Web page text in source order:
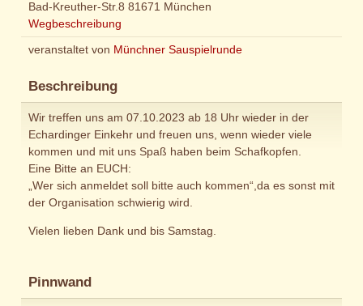
Bad-Kreuther-Str.8 81671 München
Wegbeschreibung
veranstaltet von Münchner Sauspielrunde
Beschreibung
Wir treffen uns am 07.10.2023 ab 18 Uhr wieder in der
Echardinger Einkehr und freuen uns, wenn wieder viele
kommen und mit uns Spaß haben beim Schafkopfen.
Eine Bitte an EUCH:
„Wer sich anmeldet soll bitte auch kommen“,da es sonst mit
der Organisation schwierig wird.
Vielen lieben Dank und bis Samstag.
Pinnwand